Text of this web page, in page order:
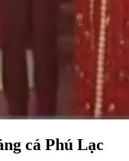
cá Phú Lạc